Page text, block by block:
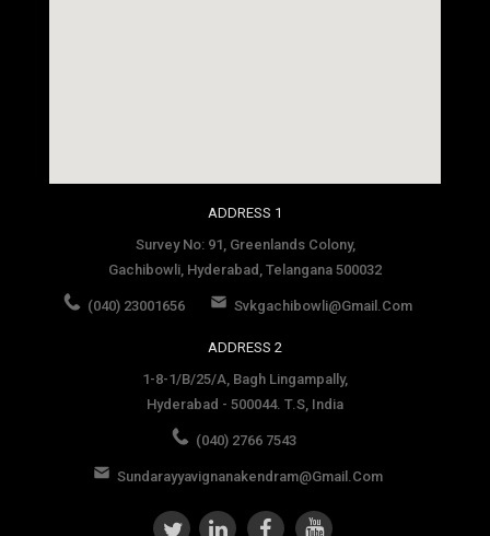
ADDRESS 1
Survey No: 91, Greenlands Colony,
Gachibowli, Hyderabad, Telangana 500032
(040) 23001656 Svkgachibowli@gmail.com
ADDRESS 2
1-8-1/B/25/A, Bagh Lingampally,
Hyderabad - 500044. T.S, India
(040) 2766 7543
Sundarayyavignanakendram@gmail.com